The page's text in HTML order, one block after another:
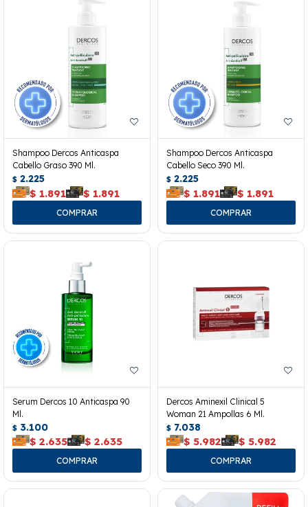
Shampoo Dercos Anticaspa
Cabello Graso 390 Ml.
$ 2.225
$ 1.891 $ 1.891
Shampoo Dercos Anticaspa
Cabello Seco 390 Ml.
$ 2.225
$ 1.891 $ 1.891
Serum Dercos 10 Anticaspa 90
Ml.
$ 3.100
$ 2.635 $ 2.635
Dercos Aminexil Clinical 5
Woman 21 Ampollas 6 Ml.
$ 7.038
$ 5.982 $ 5.982